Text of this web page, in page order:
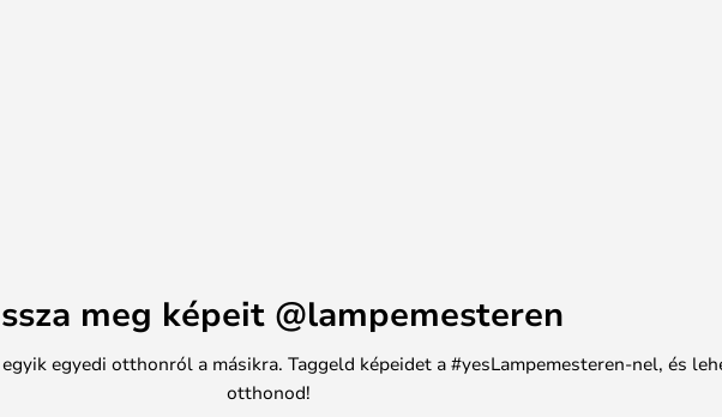
része. A sorozat különböző
meg képeit @lampemesteren
egyedi otthonról a másikra. Taggeld képeidet a #yesLampemesteren-nel, és
otthonod!